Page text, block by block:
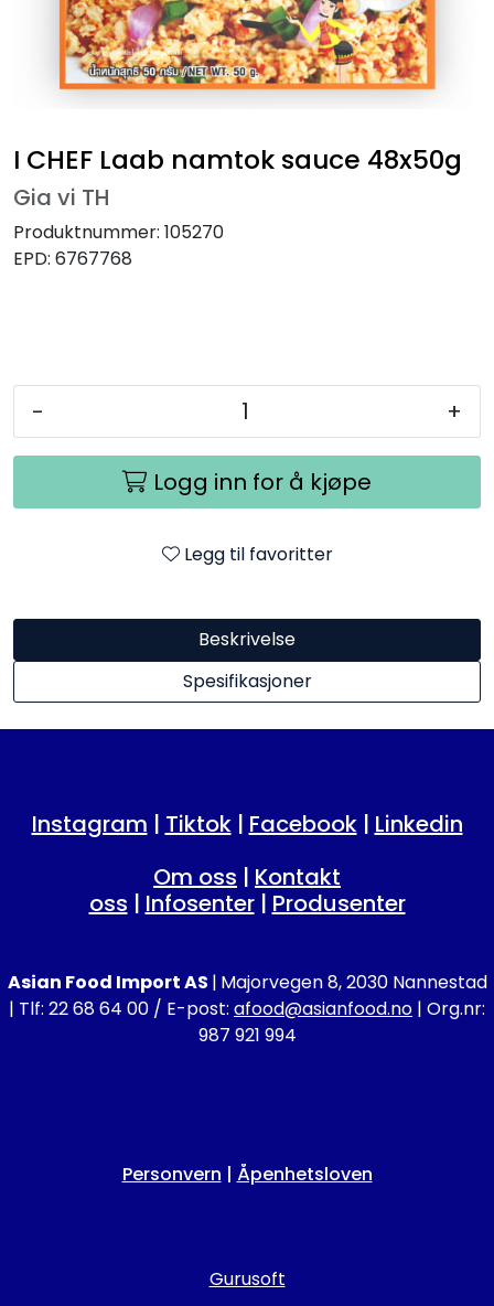
I CHEF Laab namtok sauce 48x50g
Gia vi TH
Produktnummer: 105270
EPD: 6767768
- +
Logg inn for å kjøpe
Legg til favoritter
Beskrivelse
Spesifikasjoner
Instagram | Tiktok| Facebook| Linkedin
Om oss | Kontakt
oss | Infosenter| Produsenter
Asian Food Import AS | Majorvegen 8, 2030 Nannestad
| Tlf: 22 68 64 00 / E-post: afood@asianfood.no | Org.nr:
987 921 994
Personvern | Åpenhetsloven
Gurusoft